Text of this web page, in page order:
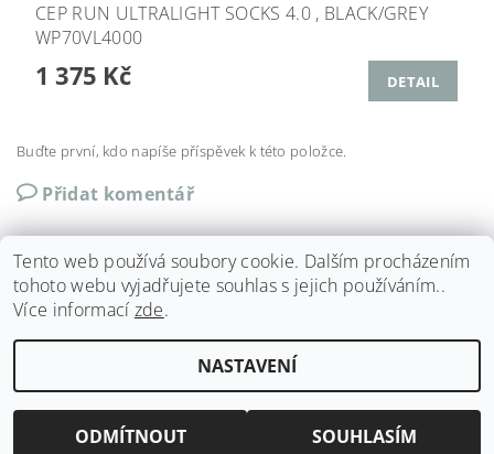
CEP RUN ULTRALIGHT SOCKS 4.0 , BLACK/GREY
WP70VL4000
1 375 Kč DETAIL
Buďte první, kdo napíše příspěvek k této položce.
Přidat komentář
Shoptet.cz
2026 ©Run4fun, všechna práva vyhrazenaUpravit nastavení cookies
Tento web používá soubory cookie. Dalším procházením
tohoto webu vyjadřujete souhlas s jejich používáním..
Více informací zde.
NASTAVENÍ
ODMÍTNOUT SOUHLASÍM